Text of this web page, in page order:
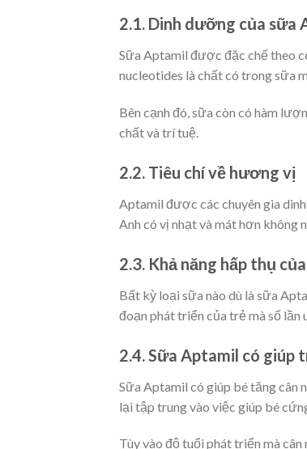
2.1. Dinh dưỡng của sữa
Sữa Aptamil được đặc chế theo
nucleotides là chất có trong sữa
Bên cạnh đó, sữa còn có hàm
chất và trí tuệ.
2.2. Tiêu chí về hương vị
Aptamil được các chuyên gia
Anh có vị nhạt và mát hơn không
2.3. Khả năng hấp thụ
Bất kỳ loại sữa nào dù là sữa
đoạn phát triển của trẻ mà số lần
2.4. Sữa Aptamil có giúp
Sữa Aptamil có giúp bé tăng
lại tập trung vào việc giúp bé
Tùy vào độ tuổi phát triển mà